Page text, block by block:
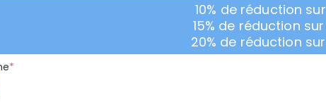
10% de réduction
15% de réduction
20% de réduction
*